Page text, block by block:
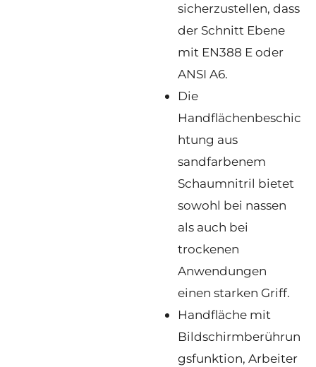
sicherzustellen, dass
der Schnitt Ebene
mit EN388 E oder
ANSI A6.
Die
Handflächenbeschic
htung aus
sandfarbenem
Schaumnitril bietet
sowohl bei nassen
als auch bei
trockenen
Anwendungen
einen starken Griff.
Handfläche mit
Bildschirmberührun
gsfunktion, Arbeiter